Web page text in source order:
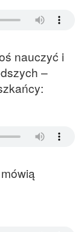
nauczyć i
–